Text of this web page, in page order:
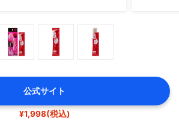
公式サイト
¥1,998(税込)